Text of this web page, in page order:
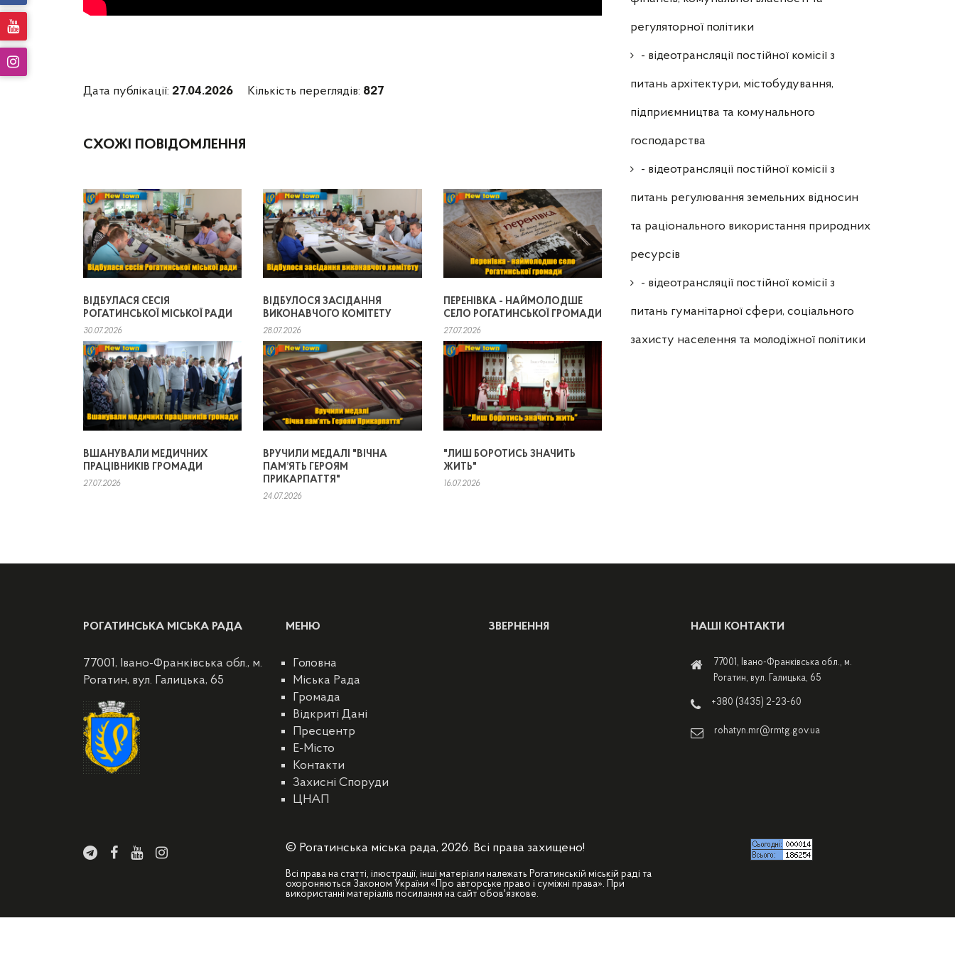
регуляторної політики
- відеотрансляції постійної комісії з
питань архітектури, містобудування,
підприємництва та комунального
господарства
- відеотрансляції постійної комісії з
питань регулювання земельних відносин
та раціонального використання природних
ресурсів
- відеотрансляції постійної комісії з
питань гуманітарної сфери, соціального
захисту населення та молодіжної політики
Дата публікації: 27.04.2026 Кількість переглядів: 827
СХОЖІ ПОВІДОМЛЕННЯ
ВІДБУЛАСЯ СЕСІЯ
РОГАТИНСЬКОЇ МІСЬКОЇ РАДИ
30.07.2026
ВІДБУЛОСЯ ЗАСІДАННЯ
ВИКОНАВЧОГО КОМІТЕТУ
28.07.2026
ПЕРЕНІВКА - НАЙМОЛОДШЕ
СЕЛО РОГАТИНСЬКОЇ ГРОМАДИ
27.07.2026
ВШАНУВАЛИ МЕДИЧНИХ
ПРАЦІВНИКІВ ГРОМАДИ
27.07.2026
ВРУЧИЛИ МЕДАЛІ "ВІЧНА
ПАМ’ЯТЬ ГЕРОЯМ
ПРИКАРПАТТЯ"
24.07.2026
"ЛИШ БОРОТИСЬ ЗНАЧИТЬ
ЖИТЬ"
16.07.2026
РОГАТИНСЬКА МІСЬКА РАДА
77001, Івано-Франківська обл., м.
Рогатин, вул. Галицька, 65
МЕНЮ
Головна
Міська Рада
Громада
Відкриті Дані
Пресцентр
E-Місто
Контакти
Захисні Споруди
ЦНАП
ЗВЕРНЕННЯ НАШІ КОНТАКТИ
77001, Івано-Франківська обл., м.
Рогатин, вул. Галицька, 65
+380 (3435) 2-23-60
rohatyn.mr@rmtg.gov.ua
© Рогатинська міська рада, 2026. Всі права захищено!
Всі права на статті, ілюстрації, інші матеріали належать Рогатинській міській раді та
охороняються Законом України «Про авторське право і суміжні права». При
використанні матеріалів посилання на сайт обов'язкове.